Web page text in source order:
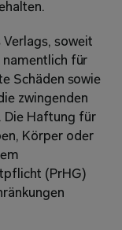
soweit
namentlich für
Schäden sowie
zwingenden
Die Haftung für
Körper oder
(PrHG)